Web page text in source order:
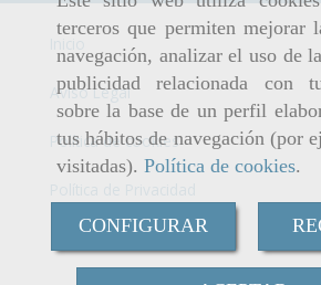
terceros que permiten mejorar
navegación, analizar el uso de
publicidad relacionada con
sobre la base de un perfil
tus hábitos de navegación (por
visitadas). Política de cookies.
CONFIGURAR
Aviso Legal
Política de cookies